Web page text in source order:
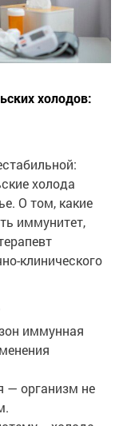
холодов:
холода
О том, какие
иммунитет,
клинического
иммунная
— организм не